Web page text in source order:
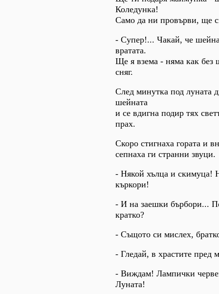
Коледунка!
Само да ни провърви, ще
- Супер!... Чакай, че
вратата.
Ще я взема - няма как без
сняг.
След минутка под луната
шейната
и се вдигна подир тях
прах.
Скоро стигнаха гората и
сепнаха ги странни звуци.
- Някой хълца и скимуца!
къркори!
- И на заешки бърбори...
кратко?
- Същото си мислех,
- Гледай, в храстите пред
- Виждам! Лампички
Луната!